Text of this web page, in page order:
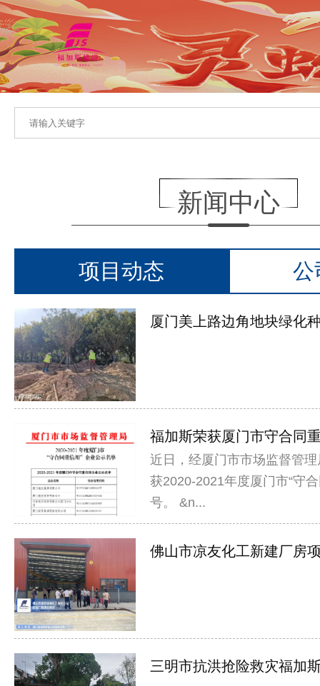
新闻中心
项目动态 公
厦门美上路边角地块绿化
福加斯荣获厦门市守合同
近日，经厦门市市场监督管
获2020-2021年度厦门市“守
号。 &n...
佛山市凉友化工新建厂房
三明市抗洪抢险救灾福加